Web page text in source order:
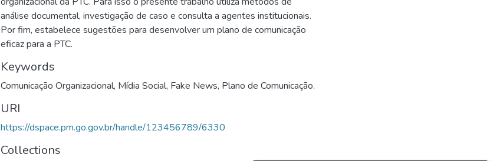
análise documental, investigação de caso e consulta a agentes institucionais.
Por fim, estabelece sugestões para desenvolver um plano de comunicação
eficaz para a PTC.
Keywords
Comunicação Organizacional, Mídia Social, Fake News, Plano de Comunicação.
URI
https://dspace.pm.go.gov.br/handle/123456789/6330
Collections